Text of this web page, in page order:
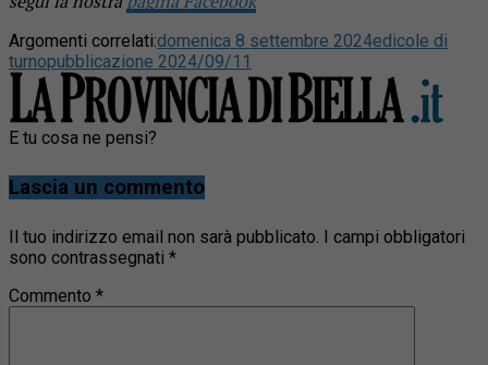
Argomenti correlati:domenica 8 settembre 2024edicole di
turnopubblicazione 2024/09/11
E tu cosa ne pensi?
Lascia un commento
Il tuo indirizzo email non sarà pubblicato. I campi obbligatori
sono contrassegnati *
Commento *